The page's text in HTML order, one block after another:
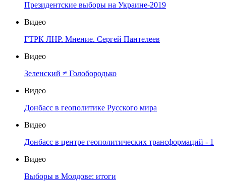
Президентские выборы на Украине-2019
Видео
ГТРК ЛНР. Мнение. Сергей Пантелеев
Видео
Зеленский ≠ Голобородько
Видео
Донбасс в геополитике Русского мира
Видео
Донбасс в центре геополитических трансформаций - 1
Видео
Выборы в Молдове: итоги